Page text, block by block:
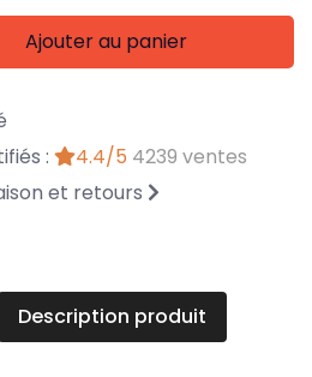
Ajouter au panier
:
4.4/5 4239 ventes
et retours
Description produit